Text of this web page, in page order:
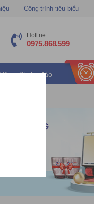
Công trình tiêu biểu
Hotline
0975.868.599
Hậu mãi chu đáo